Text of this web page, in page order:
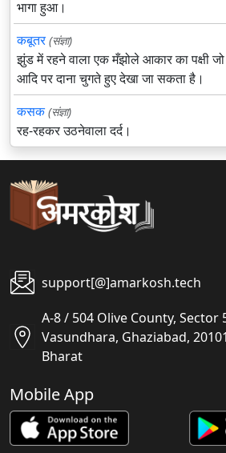
भागा हुआ।
कबूतर (संज्ञा)
झुंड में रहने वाला एक मँझोले आकार का पक्षी जो
आदि पर दाना चुगते हुए देखा जा सकता है।
कसक (संज्ञा)
रह-रहकर उठनेवाला दर्द।
support[@]amarkosh.tech
A-8 / 504 Olive County, Sector
Vasundhara, Ghaziabad,
Bharat
Mobile App